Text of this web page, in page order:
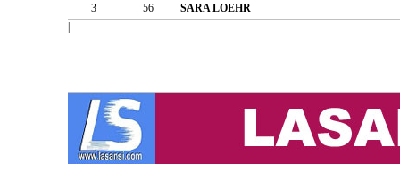
3
56
SARA LOEHR
|